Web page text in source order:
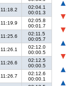
11:18.2
02:04.1
00:01.3
11:19.9
02:05.8
00:01.7
11:25.6
02:11.5
00:05.7
11:26.1
02:12.0
00:00.5
11:26.6
02:12.5
00:00.5
11:26.7
02:12.6
00:00.1